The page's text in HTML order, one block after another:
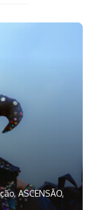
ASCENSÃO,